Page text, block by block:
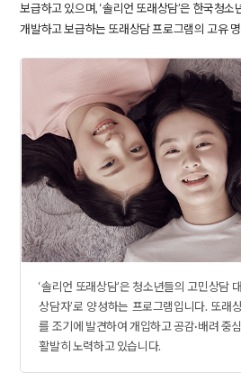
보급하고 있으며, ‘솔리언 또래상담’은 한국청
개발하고 보급하는 또래상담 프로그램의 고유
‘솔리언 또래상담’은 청소년들의 고민상담
상담자’로 양성하는 프로그램입니다. 또래
를 조기에 발견하여 개입하고 공감·배려 중
활발히 노력하고 있습니다.